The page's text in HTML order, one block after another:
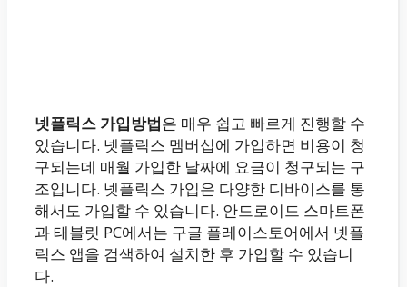
넷플릭스 가입방법은 매우 쉽고 빠르게 진행할 수
있습니다. 넷플릭스 멤버십에 가입하면 비용이 청
구되는데 매월 가입한 날짜에 요금이 청구되는 구
조입니다. 넷플릭스 가입은 다양한 디바이스를 통
해서도 가입할 수 있습니다. 안드로이드 스마트폰
과 태블릿 PC에서는 구글 플레이스토어에서 넷플
릭스 앱을 검색하여 설치한 후 가입할 수 있습니
다.